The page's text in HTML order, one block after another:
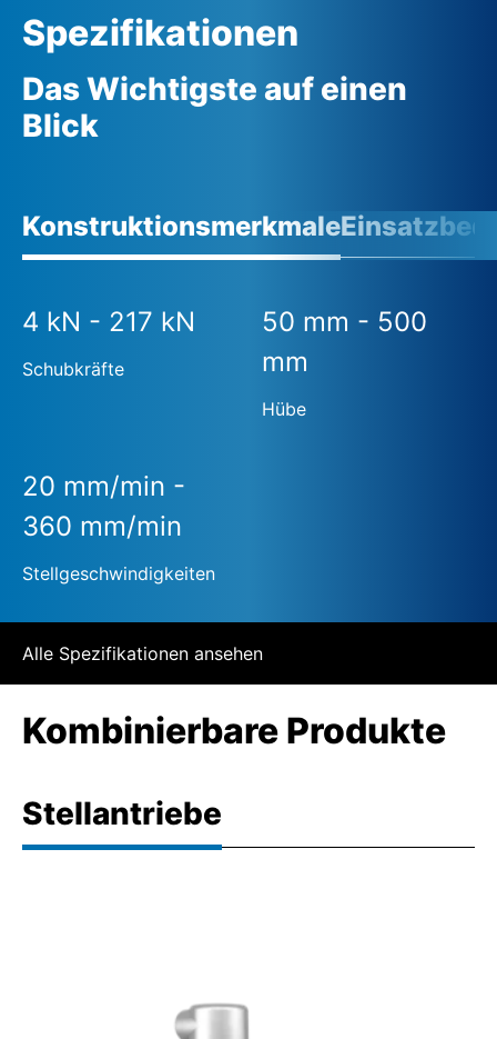
Spezifikationen
Das Wichtigste auf einen
Blick
Konstruktionsmerkmale
4 kN - 217 kN
Schubkräfte
50 mm - 500
mm
Hübe
20 mm/min -
360 mm/min
Stellgeschwindigkeiten
Alle Spezifikationen ansehen
Kombinierbare Produkte
Stellantriebe